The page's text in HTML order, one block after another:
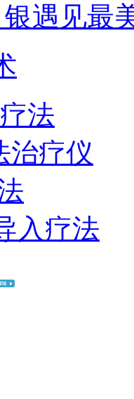
遇见最
法
治疗仪
入疗法